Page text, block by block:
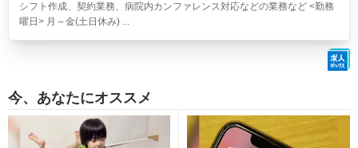
シフト作成、契約業務、病院内カンファレンス対応などの業務など <勤務
曜日> 月～金(土日休み) ...
今、あなたにオススメ